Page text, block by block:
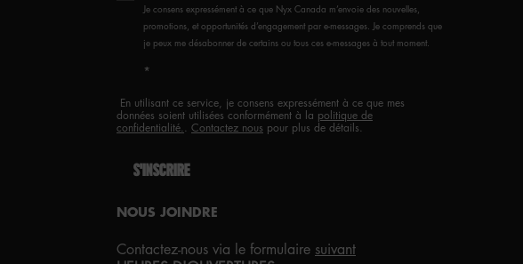
Je consens expressément à ce que Nyx Canada m’envoie des nouvelles,
promotions, et opportunités d’engagement par e-messages. Je comprends que
je peux me désabonner de certains ou tous ces e-messages à tout moment.
*
En utilisant ce service, je consens expressément à ce que mes
données soient utilisées conformément à la politique de
confidentialité.. Contactez nous pour plus de détails.
S'INSCRIRE
NOUS JOINDRE
Contactez-nous via le formulaire suivant